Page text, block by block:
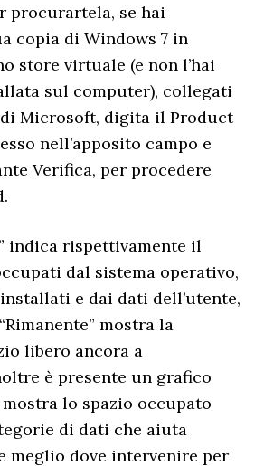
procurartela, se hai
copia di Windows 7 in
store virtuale (e non l’hai
sul computer), collegati
Microsoft, digita il Product
nell’apposito campo e
Verifica, per procedere
indica rispettivamente il
dal sistema operativo,
e dai dati dell’utente,
mostra la
libero ancora a
è presente un grafico
lo spazio occupato
di dati che aiuta
meglio dove intervenire per